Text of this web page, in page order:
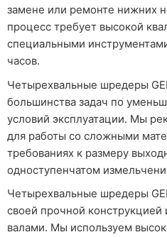
замене или ремонте нижних
процесс требует высокой
специальными
часов.
Четырехвальные шредеры
большинства задач по
условий эксплуатации. Мы
для работы со сложными
требованиях к размеру
одноступенчатом
Четырехвальные шредеры
своей прочной
валами. Мы используем